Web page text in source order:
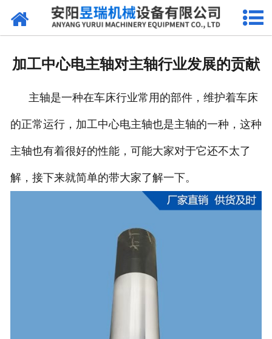
网站首页
加工中心电主轴对主轴行业发展的贡献
主轴是一种在车床行业常用的部件，维护着车床
的正常运行，加工中心电主轴也是主轴的一种，这种
主轴也有着很好的性能，可能大家对于它还不太了
解，接下来就简单的带大家了解一下。